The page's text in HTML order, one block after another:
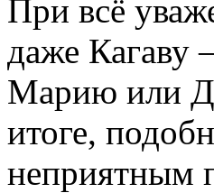
При всё
даже Кагаву
Марию или
итоге,
неприятным